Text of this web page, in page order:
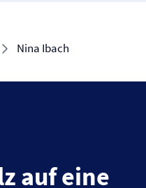
Nina Ibach
auf eine